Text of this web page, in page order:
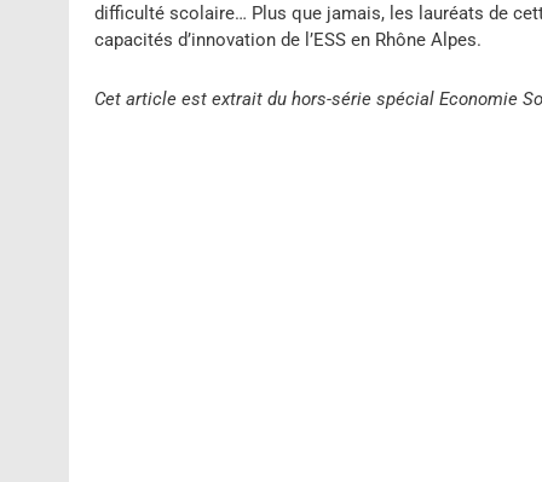
difficulté scolaire… Plus que jamais, les lauréats de
capacités d’innovation de l’ESS en Rhône Alpes.
Cet article est extrait du hors-série spécial Economie